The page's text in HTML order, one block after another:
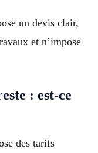
un devis clair,
et n’impose
: est-ce
des tarifs